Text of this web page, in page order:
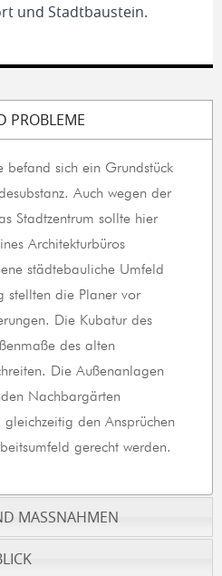
und Stadtbaustein.
PROBLEME
befand sich ein Grundstück
Auch wegen der
Stadtzentrum sollte hier
Architekturbüros
städtebauliche Umfeld
stellten die Planer vor
Die Kubatur des
des alten
Die Außenanlagen
Nachbargärten
den Ansprüchen
gerecht werden.
MASSNAHMEN